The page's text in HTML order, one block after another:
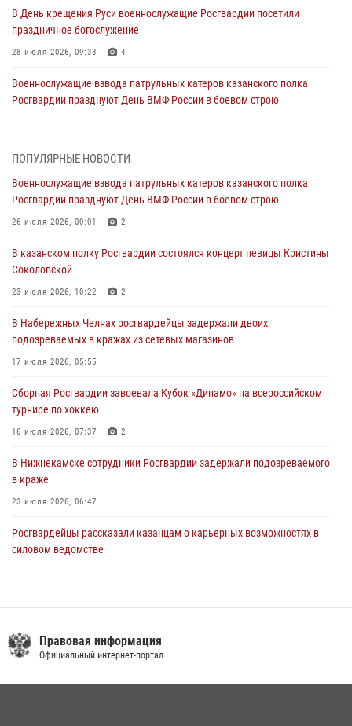
В День крещения Руси военнослужащие Росгвардии посетили
праздничное богослужение
28 июля 2026, 09:38 4
Военнослужащие взвода патрульных катеров казанского полка
Росгвардии празднуют День ВМФ России в боевом строю
Татарстанские росгвардейцы завоевали «бронзу» в окружном этапе
24 июля 2026, 15:05
В казанском полку Росгвардии состоялся концерт певицы Кристины
23 июля 2026, 10:22
В Нижнекамске сотрудники Росгвардии задержали подозреваемого
23 июля 2026, 06:47
В Казани Росгвардия приняла участие в обеспечении безопасности
22 июля 2026, 07:41
ПОПУЛЯРНЫЕ НОВОСТИ
Военнослужащие взвода патрульных катеров казанского полка
Росгвардии празднуют День ВМФ России в боевом строю
26 июля 2026, 00:01 2
В казанском полку Росгвардии состоялся концерт певицы Кристины
Соколовской
23 июля 2026, 10:22 2
В Набережных Челнах росгвардейцы задержали двоих
подозреваемых в кражах из сетевых магазинов
17 июля 2026, 05:55
Сборная Росгвардии завоевала Кубок «Динамо» на всероссийском
турнире по хоккею
16 июля 2026, 07:37 2
В Нижнекамске сотрудники Росгвардии задержали подозреваемого
в краже
23 июля 2026, 06:47
Росгвардейцы рассказали казанцам о карьерных возможностях в
силовом ведомстве
22 июля 2026, 07:41 6
Правовая информация
Официальный интернет-портал